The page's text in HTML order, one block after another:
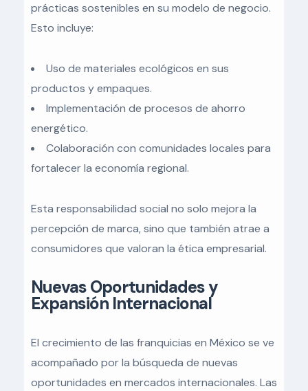
prácticas sostenibles en su modelo de negocio.
Esto incluye:
Uso de materiales ecológicos en sus
productos y empaques.
Implementación de procesos de ahorro
energético.
Colaboración con comunidades locales para
fortalecer la economía regional.
Esta responsabilidad social no solo mejora la
percepción de marca, sino que también atrae a
consumidores que valoran la ética empresarial.
Nuevas Oportunidades y
Expansión Internacional
El crecimiento de las franquicias en México se ve
acompañado por la búsqueda de nuevas
oportunidades en mercados internacionales. Las